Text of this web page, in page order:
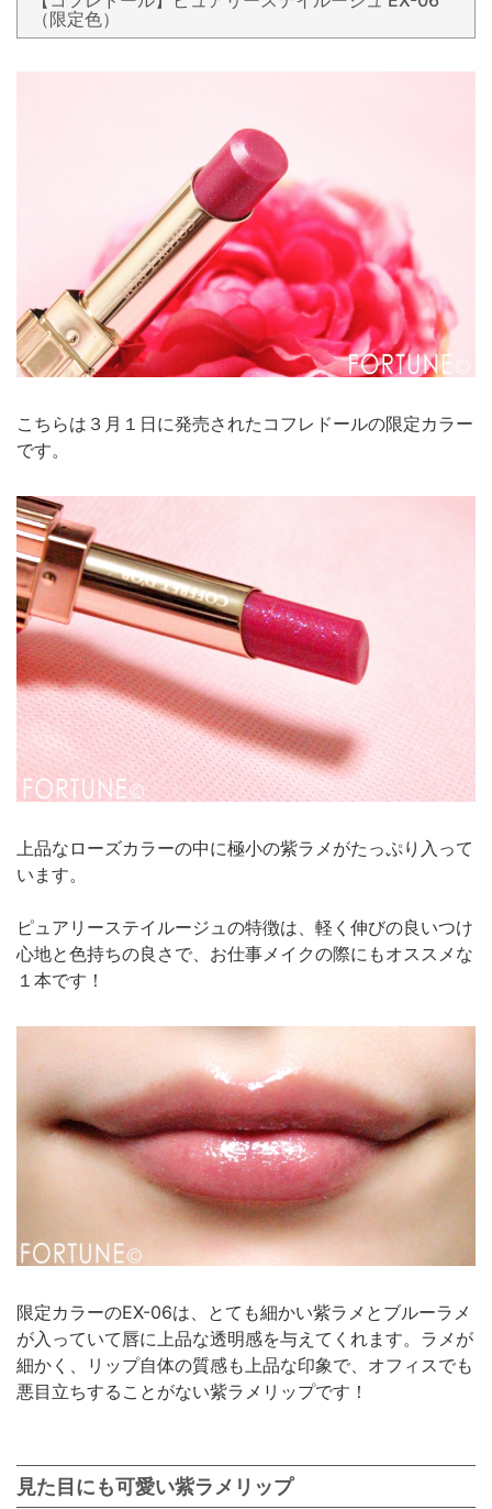
（限定色）
こちらは３月１日に発売されたコフレドールの限定カラー
です。
上品なローズカラーの中に極小の紫ラメがたっぷり入って
います。
ピュアリーステイルージュの特徴は、軽く伸びの良いつけ
心地と色持ちの良さで、お仕事メイクの際にもオススメな
１本です！
限定カラーのEX-06は、とても細かい紫ラメとブルーラメ
が入っていて唇に上品な透明感を与えてくれます。ラメが
細かく、リップ自体の質感も上品な印象で、オフィスでも
悪目立ちすることがない紫ラメリップです！
見た目にも可愛い紫ラメリップ